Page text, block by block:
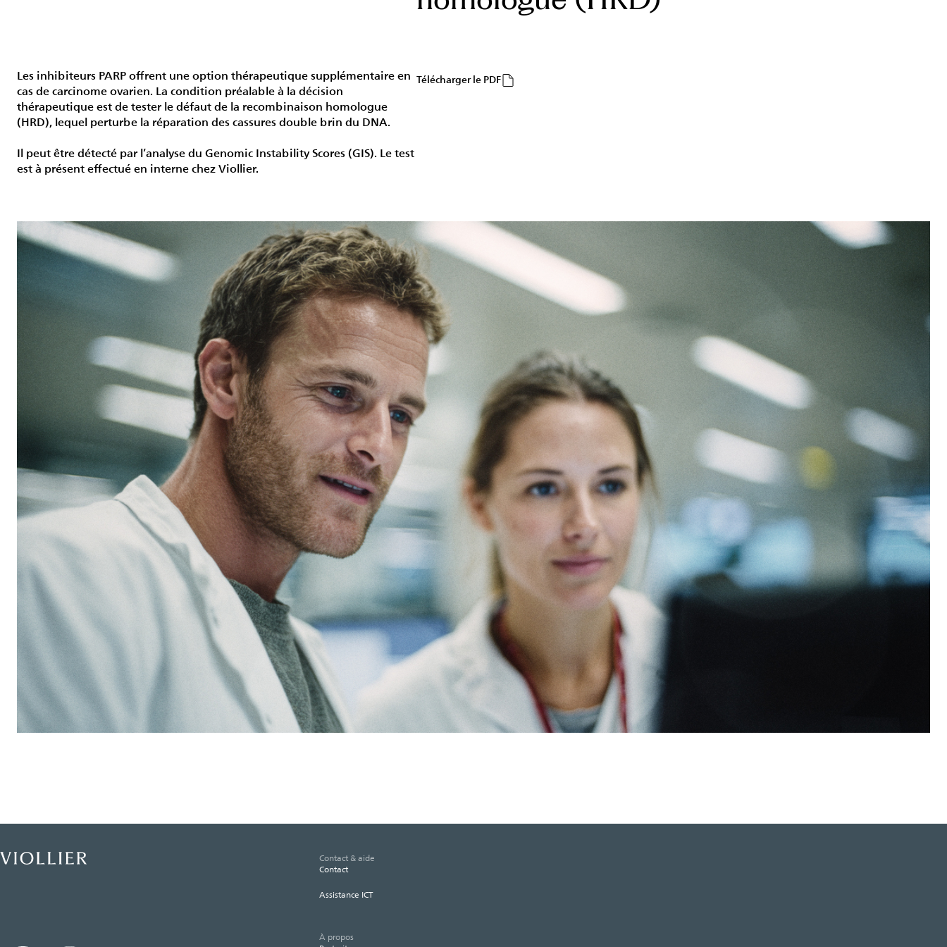
Les inhibiteurs PARP offrent une option thérapeutique supplémentaire en
cas de carcinome ovarien. La condition préalable à la décision
thérapeutique est de tester le défaut de la recombinaison homologue
(HRD), lequel perturbe la réparation des cassures double brin du DNA.
Il peut être détecté par l’analyse du Genomic Instability Scores (GIS). Le test
est à présent effectué en interne chez Viollier.
Télécharger le PDF
Contact & aide
Contact
Assistance ICT
À propos